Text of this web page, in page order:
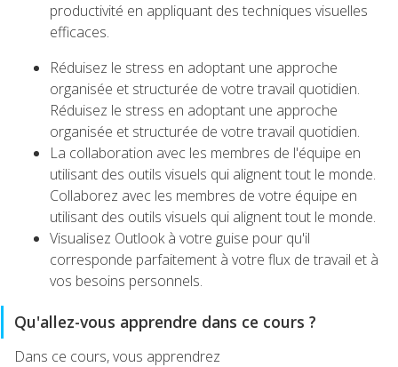
productivité en appliquant des techniques visuelles
efficaces.
Réduisez le stress en adoptant une approche
organisée et structurée de votre travail quotidien.
Réduisez le stress en adoptant une approche
organisée et structurée de votre travail quotidien.
La collaboration avec les membres de l'équipe en
utilisant des outils visuels qui alignent tout le monde.
Collaborez avec les membres de votre équipe en
utilisant des outils visuels qui alignent tout le monde.
Visualisez Outlook à votre guise pour qu'il
corresponde parfaitement à votre flux de travail et à
vos besoins personnels.
Qu'allez-vous apprendre dans ce cours ?
Dans ce cours, vous apprendrez